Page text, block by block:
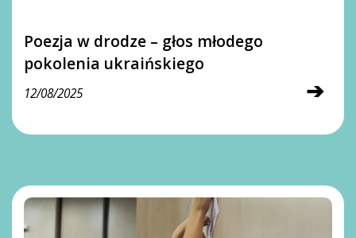
Poezja w drodze – głos młodego
pokolenia ukraińskiego
➔
12/08/2025